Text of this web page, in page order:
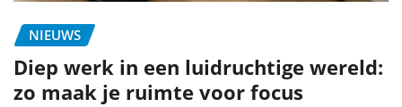
NIEUWS
Diep werk in een luidruchtige wereld:
zo maak je ruimte voor focus